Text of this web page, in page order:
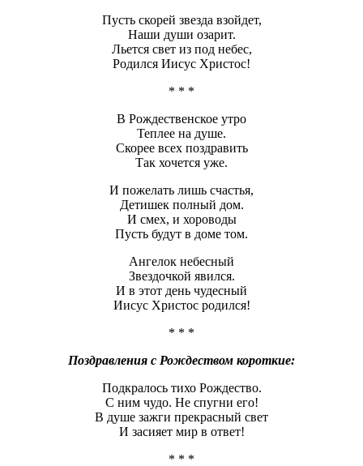
Пусть скорей звезда взойдет,
Наши души озарит.
Льется свет из под небес,
Родился Иисус Христос!
* * *
В Рождественское утро
Теплее на душе.
Скорее всех поздравить
Так хочется уже.
И пожелать лишь счастья,
Детишек полный дом.
И смех, и хороводы
Пусть будут в доме том.
Ангелок небесный
Звездочкой явился.
И в этот день чудесный
Иисус Христос родился!
* * *
Поздравления с Рождеством короткие:
Подкралось тихо Рождество.
С ним чудо. Не спугни его!
В душе зажги прекрасный свет
И засияет мир в ответ!
* * *